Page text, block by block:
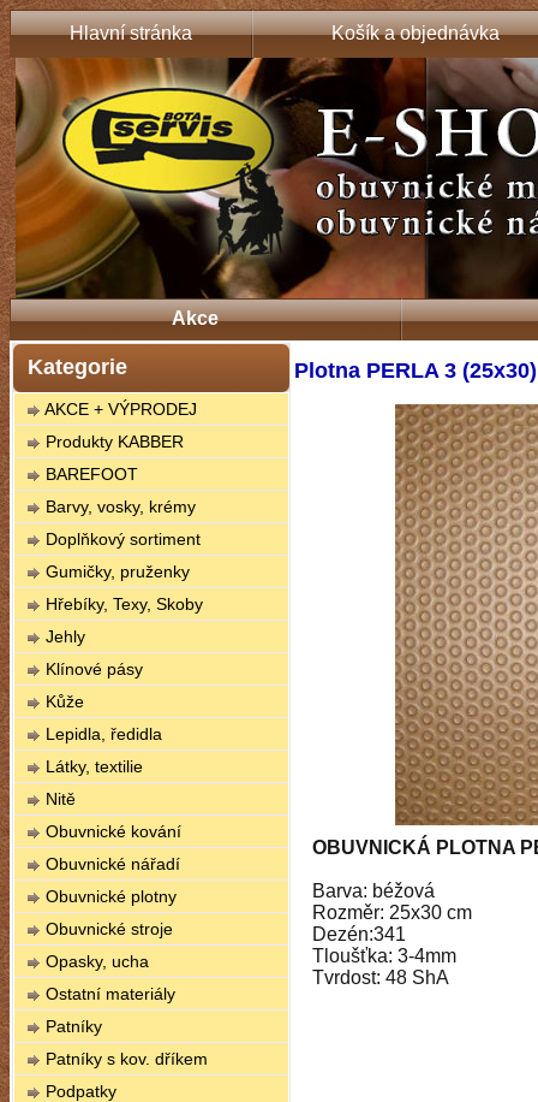
Hlavní stránka Košík a objednávka
Akce
Kategorie
AKCE + VÝPRODEJ
Produkty KABBER
BAREFOOT
Barvy, vosky, krémy
Doplňkový sortiment
Gumičky, pruženky
Hřebíky, Texy, Skoby
Jehly
Klínové pásy
Kůže
Lepidla, ředidla
Látky, textilie
Nitě
Obuvnické kování
Obuvnické nářadí
Obuvnické plotny
Obuvnické stroje
Opasky, ucha
Ostatní materiály
Patníky
Patníky s kov. dříkem
Podpatky
Plotna PERLA 3
OBUVNICKÁ PLOTNA
Barva: béžová
Rozměr: 25x30 cm
Dezén:341
Tloušťka: 3-4mm
Tvrdost: 48 ShA